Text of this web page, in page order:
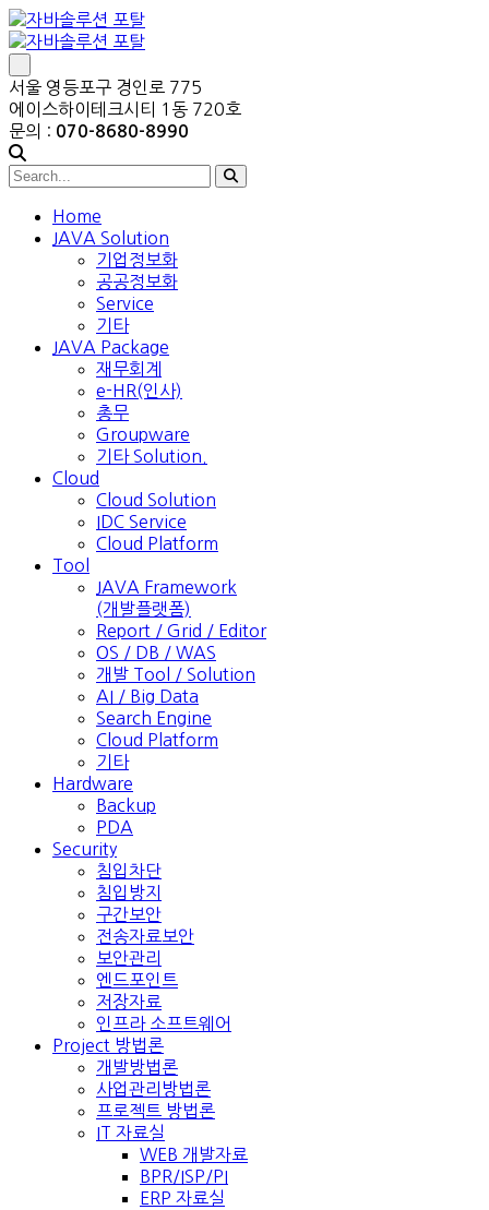
서울 영등포구 경인로 775
에이스하이테크시티 1동 720호
문의 : 070-8680-8990
Home
JAVA Solution
기업정보화
공공정보화
Service
기타
JAVA Package
재무회계
e-HR(인사)
총무
Groupware
기타 Solution.
Cloud
Cloud Solution
IDC Service
Cloud Platform
Tool
JAVA Framework
(개발플랫폼)
Report / Grid / Editor
OS / DB / WAS
개발 Tool / Solution
AI / Big Data
Search Engine
Cloud Platform
기타
Hardware
Backup
PDA
Security
침입차단
침입방지
구간보안
전송자료보안
보안관리
엔드포인트
저장자료
인프라 소프트웨어
Project 방법론
개발방법론
사업관리방법론
프로젝트 방법론
IT 자료실
WEB 개발자료
BPR/ISP/PI
ERP 자료실